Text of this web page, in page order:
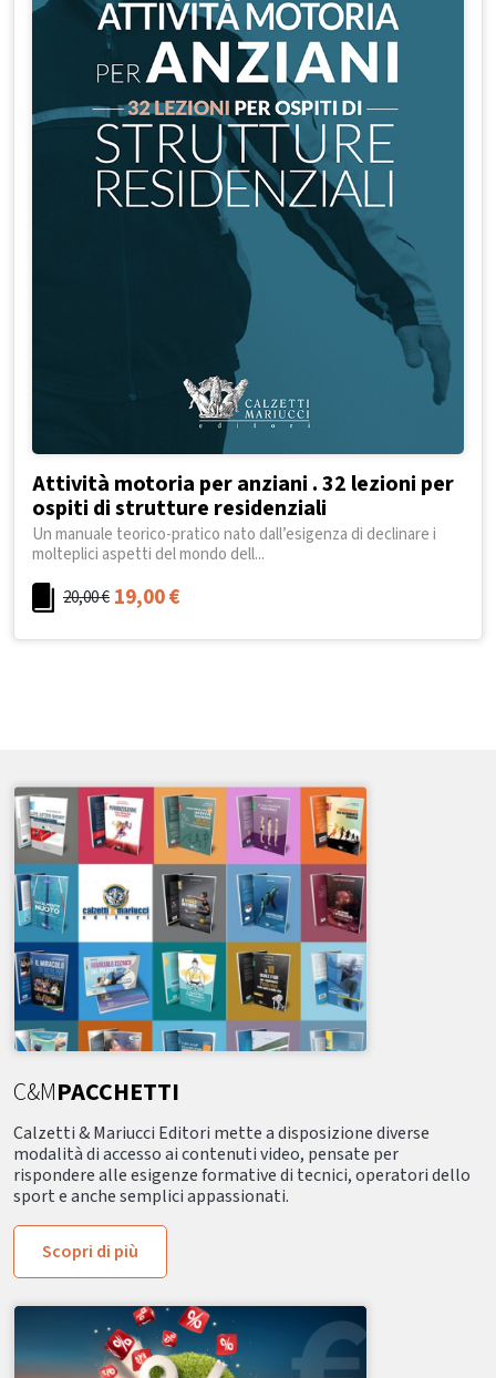
Attività motoria per anziani . 32 lezioni per
ospiti di strutture residenziali
Un manuale teorico-pratico nato dall’esigenza di declinare i
molteplici aspetti del mondo dell...
20,00€ 19,00€
C&MPACCHETTI
Calzetti & Mariucci Editori mette a disposizione diverse
modalità di accesso ai contenuti video, pensate per
rispondere alle esigenze formative di tecnici, operatori dello
sport e anche semplici appassionati.
Scopri di più